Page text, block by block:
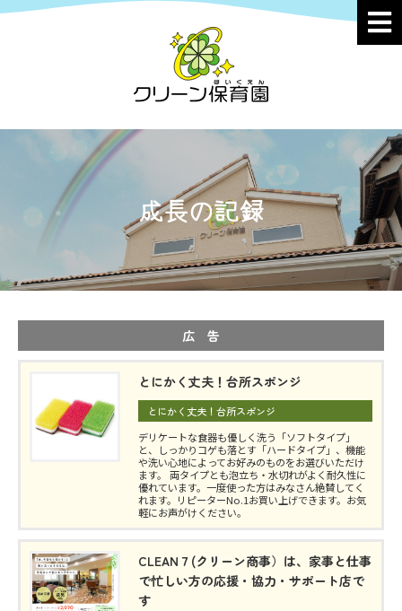
成長の記録
広 告
とにかく丈夫！台所スポンジ
とにかく丈夫！台所スポンジ
デリケートな食器も優しく洗う「ソフトタイプ」
と、しっかりコゲも落とす「ハードタイプ」、機能
や洗い心地によってお好みのものをお選びいただけ
ます。 両タイプとも泡立ち・水切れがよく耐久性に
優れています。一度使った方はみなさん絶賛してく
れます。リピーターNo.1お買い上げできます。お気
軽にお声がけください。
CLEAN７(クリーン商事）は、家事と仕事
で忙しい方の応援・協力・サポート店で
す